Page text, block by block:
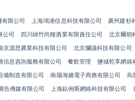
限公司 上海鴻浦信息科技有限公司 廣州建杉
公司 四川綿竹尚糧酒業有限責任公司 北京爾朝
京源思農業科技有限公司 北京爛議科技有限公司
信息咨詢服務有限公司 餐飲管理 鹽城乾享網絡
備制造有限公司 南陽海嬌電子商務有限公司 烏
告傳媒有限公司 上海鈷例斯網絡科技有限公司